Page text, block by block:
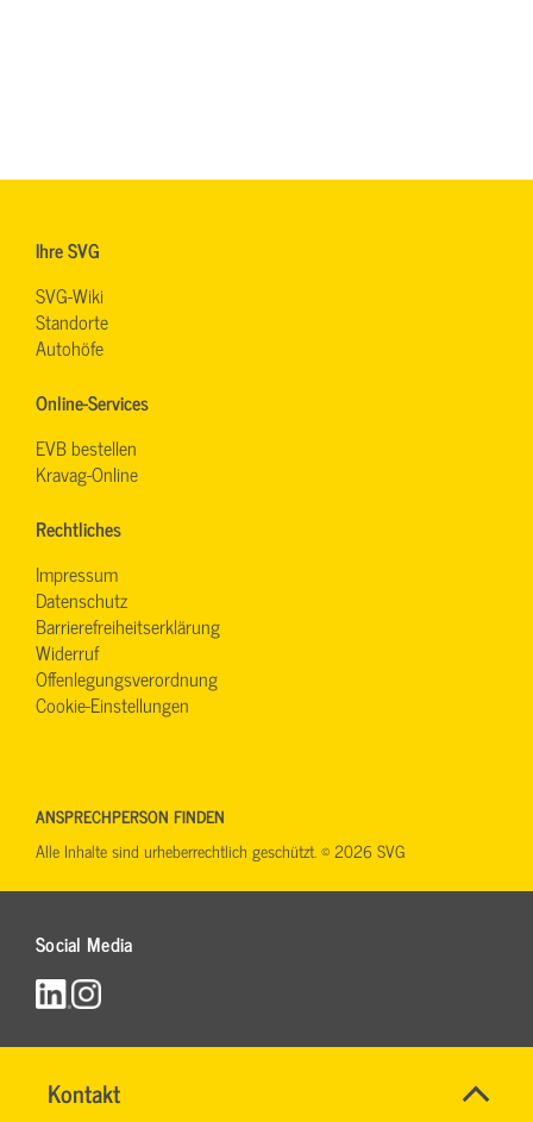
Kontakt
RONALD
Name*
Ihre SVG
SVG-Wiki
Standorte
Autohöfe
Online-Services
EVB bestellen
Kravag-Online
Rechtliches
Impressum
Datenschutz
Barrierefreiheitserklärung
Widerruf
Offenlegungsverordnung
Cookie-Einstellungen
Social Media
ANSPRECHPERSON FINDEN
Alle Inhalte sind urheberrechtlich geschützt. © 2026 SVG